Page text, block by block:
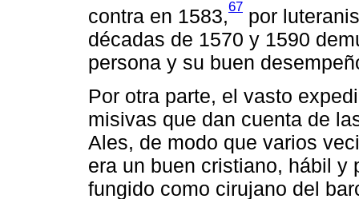
contra en 1583,67 por
décadas de 1570 y 1590
persona y su buen
Por otra parte, el vasto
misivas que dan cuenta de
Ales, de modo que varios
era un buen cristiano, hábil y
fungido como cirujano del